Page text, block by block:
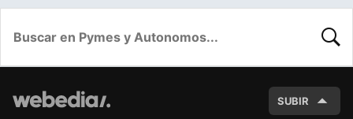
SUBIR